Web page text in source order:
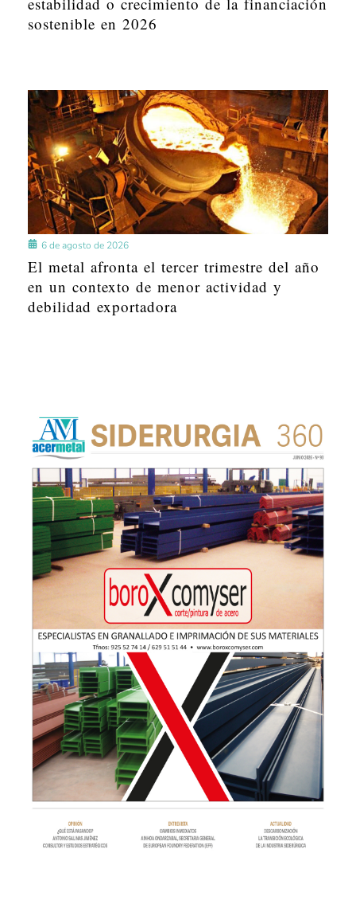
sostenible en 2026
6 de agosto de 2026
El metal afronta el tercer trimestre del año
en un contexto de menor actividad y
debilidad exportadora